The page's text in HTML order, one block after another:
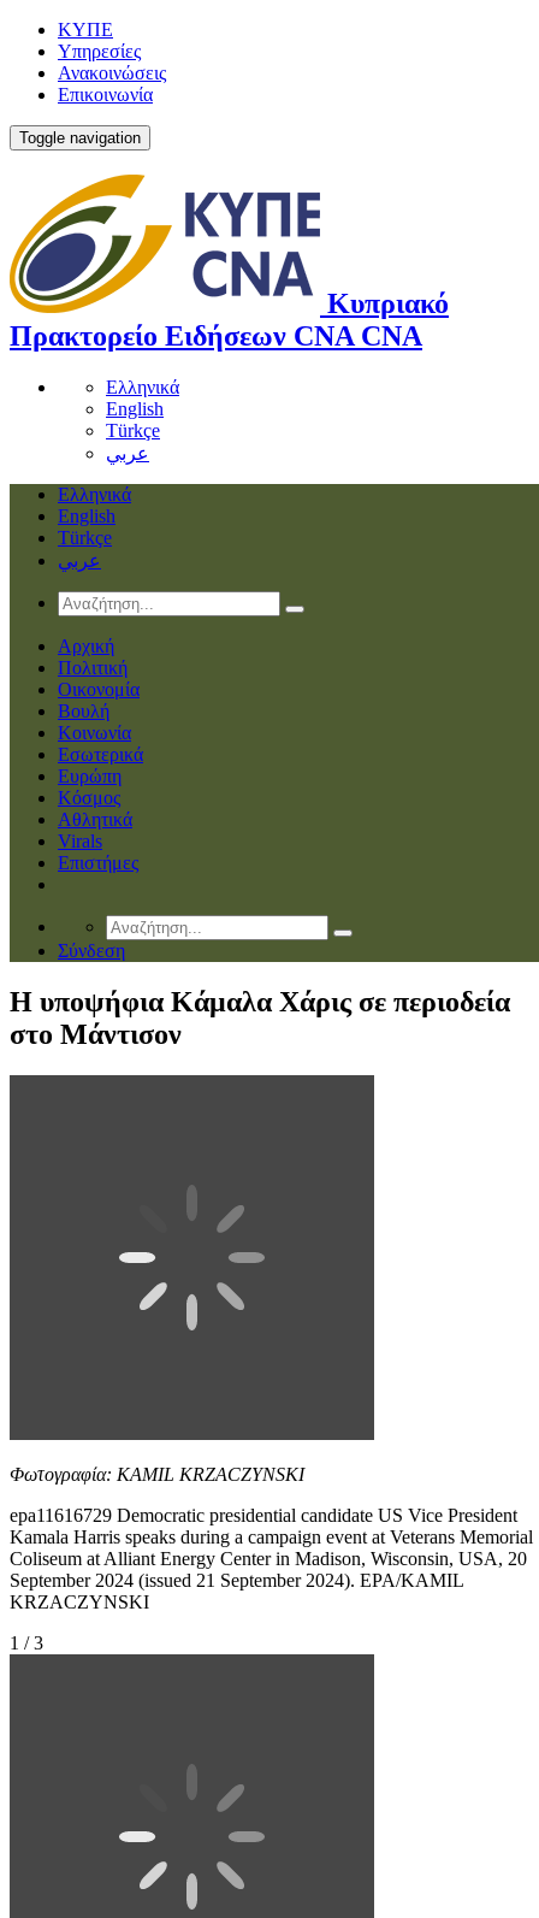
ΚΥΠΕ
Υπηρεσίες
Ανακοινώσεις
Επικοινωνία
Toggle navigation
Κυπριακό
Πρακτορείο Ειδήσεων CNA CNA
Ελληνικά
English
Türkçe
عربي
Ελληνικά
English
Türkçe
عربي
Αρχική
Πολιτική
Οικονομία
Βουλή
Κοινωνία
Εσωτερικά
Ευρώπη
Κόσμος
Αθλητικά
Virals
Επιστήμες
Σύνδεση
Η υποψήφια Κάμαλα Χάρις σε περιοδεία
στο Μάντισον
Φωτογραφία: KAMIL KRZACZYNSKI
epa11616729 Democratic presidential candidate US Vice President
Kamala Harris speaks during a campaign event at Veterans Memorial
Coliseum at Alliant Energy Center in Madison, Wisconsin, USA, 20
September 2024 (issued 21 September 2024). EPA/KAMIL
KRZACZYNSKI
1 / 3